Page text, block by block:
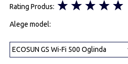
Rating Produs:
Alege model: